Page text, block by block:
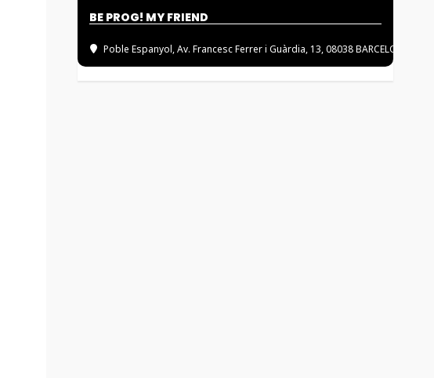
BE PROG! MY FRIEND
Poble Espanyol, Av. Francesc Ferrer i Guàrdia, 13, 08038 BARCELONA